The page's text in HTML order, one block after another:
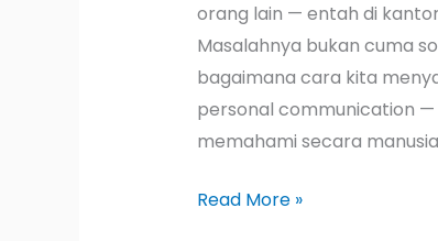
orang lain — entah di
Masalahnya bukan cuma
bagaimana cara kita
personal communication
memahami secara
Read More »